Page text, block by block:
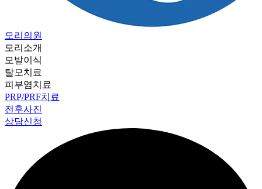
모리의원
모리소개
모발이식
탈모치료
피부염치료
PRP/PRF치료
전후사진
상담신청